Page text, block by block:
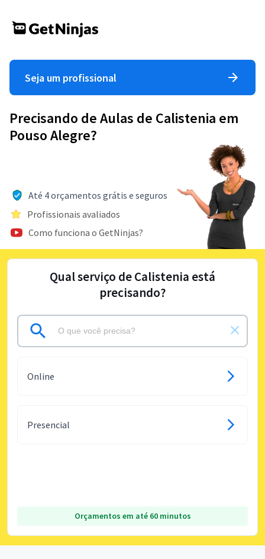
Seja um profissional
Precisando de Aulas de Calistenia em
Pouso Alegre?
Até 4 orçamentos grátis e seguros
Profissionais avaliados
Como funciona o GetNinjas?
Qual serviço de Calistenia está
precisando?
Online
Presencial
Orçamentos em até 60 minutos